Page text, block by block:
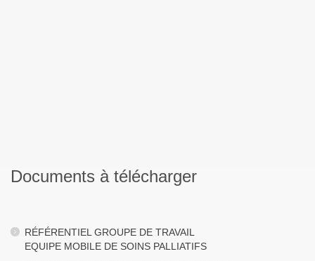
Documents à télécharger
RÉFÉRENTIEL GROUPE DE TRAVAIL
EQUIPE MOBILE DE SOINS PALLIATIFS